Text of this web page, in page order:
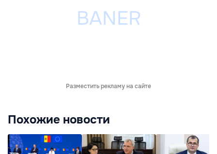
Разместить рекламу на сайте
Похожие новости